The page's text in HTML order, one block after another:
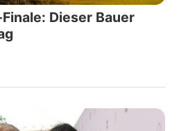
Dieser Bauer